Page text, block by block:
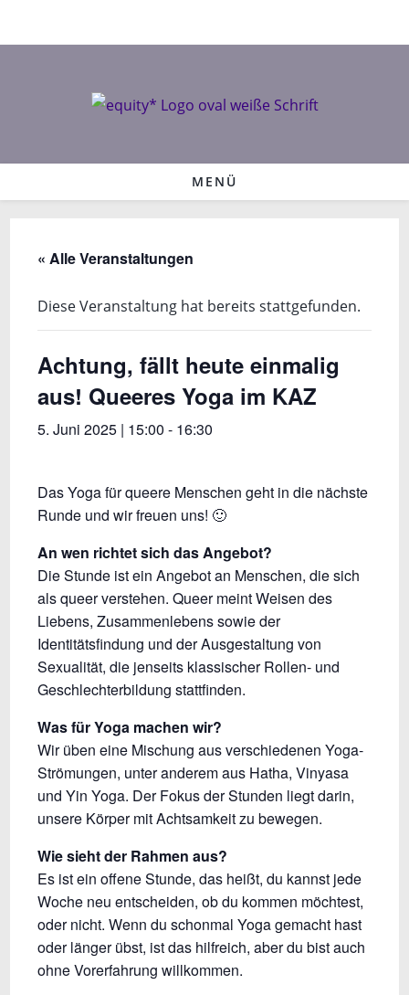
MENÜ
« Alle Veranstaltungen
Diese Veranstaltung hat bereits stattgefunden.
Achtung, fällt heute einmalig
aus! Queeres Yoga im KAZ
5. Juni 2025 | 15:00 - 16:30
Das Yoga für queere Menschen geht in die nächste
Runde und wir freuen uns! 🙂
An wen richtet sich das Angebot?
Die Stunde ist ein Angebot an Menschen, die sich
als queer verstehen. Queer meint Weisen des
Liebens, Zusammenlebens sowie der
Identitätsfindung und der Ausgestaltung von
Sexualität, die jenseits klassischer Rollen- und
Geschlechterbildung stattfinden.
Was für Yoga machen wir?
Wir üben eine Mischung aus verschiedenen Yoga-
Strömungen, unter anderem aus Hatha, Vinyasa
und Yin Yoga. Der Fokus der Stunden liegt darin,
unsere Körper mit Achtsamkeit zu bewegen.
Wie sieht der Rahmen aus?
Es ist ein offene Stunde, das heißt, du kannst jede
Woche neu entscheiden, ob du kommen möchtest,
oder nicht. Wenn du schonmal Yoga gemacht hast
oder länger übst, ist das hilfreich, aber du bist auch
ohne Vorerfahrung willkommen.